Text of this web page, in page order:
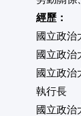
經歷：
國立政治
國立政治
國立政治
執行長
國立政治